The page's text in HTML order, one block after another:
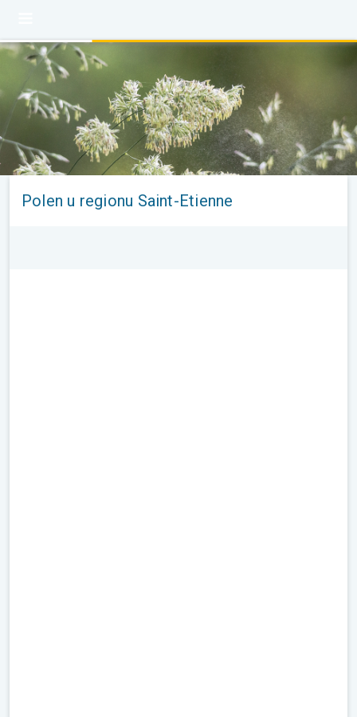
Polen u regionu Saint-Etienne